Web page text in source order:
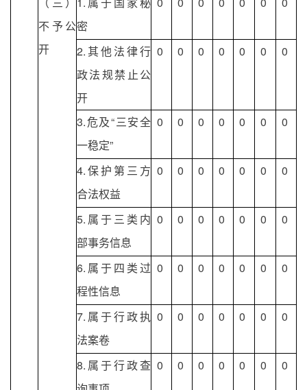
不予公
开
密
2.其他法律行
政法规禁止公
开
0 0 0 0 0 0 0
3.危及“三安全
一稳定”
0 0 0 0 0 0 0
4.保护第三方
合法权益
0 0 0 0 0 0 0
5.属于三类内
部事务信息
0 0 0 0 0 0 0
6.属于四类过
程性信息
0 0 0 0 0 0 0
7.属于行政执
法案卷
0 0 0 0 0 0 0
8.属于行政查 0 0 0 0 0 0 0